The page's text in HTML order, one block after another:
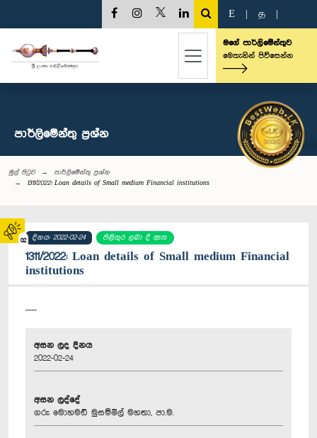
02
E த
මගේ පාර්ලිමේන්තුව
මෙතැනින් පිවිසෙන්න
පාර්ලි‌මේන්තු‌ ප්‍රශ්න
මුල් පිටුව
පාර්ලි‌මේන්තු‌ ප්‍රශ්න
1311/2022: Loan details of Small medium Financial institutions
දිනය: 2022-02-24 පිළිතුර ලබා දී ඇත
1311/2022: Loan details of Small medium Financial
institutions
----
අසන ලද දිනය
2022-02-24
අසන ලද්දේ
ගරු මොහමඩ් මුසම්මිල් මහතා, පා.ම.